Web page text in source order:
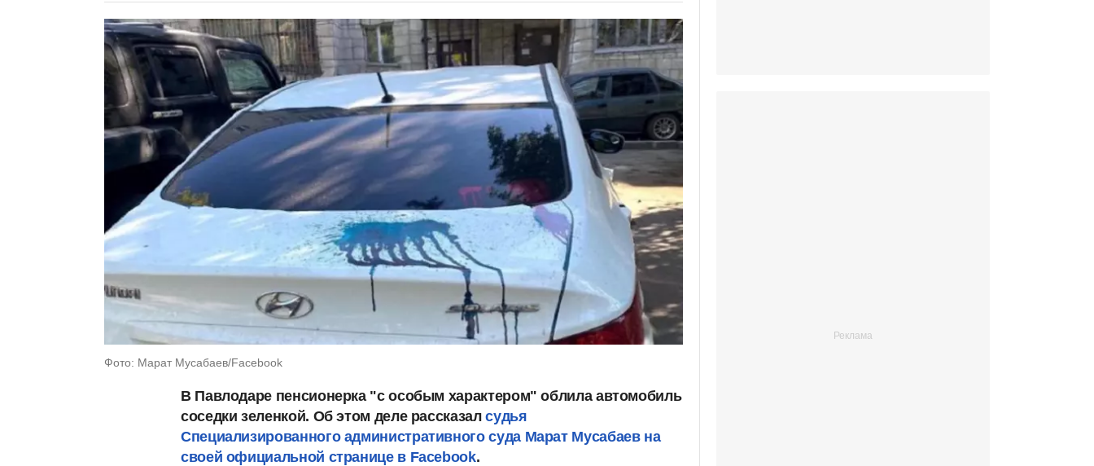
Фото: Марат Мусабаев/Facebook
В Павлодаре пенсионерка "с особым характером" облила автомобиль
соседки зеленкой. Об этом деле рассказалсудья
Специализированного административного суда Марат Мусабаев на
своей официальной странице в Facebook.